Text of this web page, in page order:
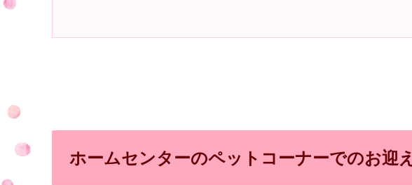
ホームセンターのペットコーナーでのお迎え